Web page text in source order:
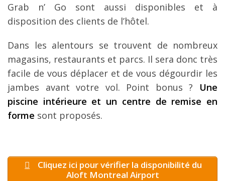
Grab n’ Go sont aussi disponibles et à
disposition des clients de l’hôtel.
Dans les alentours se trouvent de nombreux
magasins, restaurants et parcs. Il sera donc très
facile de vous déplacer et de vous dégourdir les
jambes avant votre vol. Point bonus ? Une
piscine intérieure et un centre de remise en
forme sont proposés.
Cliquez ici pour vérifier la disponibilité du
Aloft Montreal Airport